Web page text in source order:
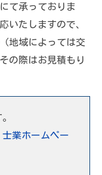
て承っておりま
いたしますので、
地域によっては交
の際はお見積もり
士業ホームペー